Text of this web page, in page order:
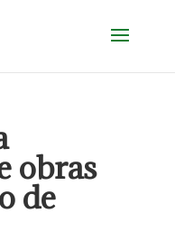
obras
de